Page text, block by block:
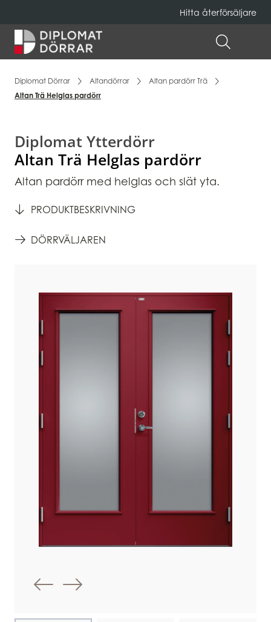
Hitta återförsäljare
ÖPPNA
Diplomat Dörrar Altandörrar
Altan pardörr Trä
Altan Trä Helglas pardörr
Diplomat Ytterdörr
Altan Trä Helglas pardörr
Altan pardörr med helglas och slät yta.
PRODUKTBESKRIVNING
DÖRRVÄLJAREN
Föregående bild
Nästa bild